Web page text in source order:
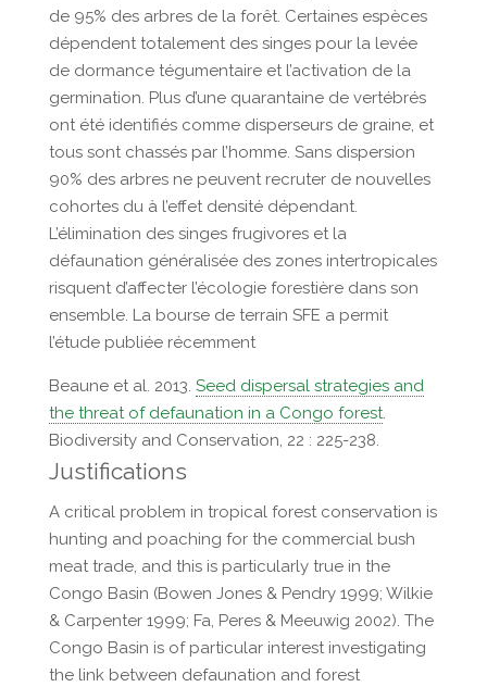
de 95% des arbres de la forêt. Certaines espèces
dépendent totalement des singes pour la levée
de dormance tégumentaire et l’activation de la
germination. Plus d’une quarantaine de vertébrés
ont été identifiés comme disperseurs de graine, et
tous sont chassés par l’homme. Sans dispersion
90% des arbres ne peuvent recruter de nouvelles
cohortes du à l’effet densité dépendant.
L’élimination des singes frugivores et la
défaunation généralisée des zones intertropicales
risquent d’affecter l’écologie forestière dans son
ensemble. La bourse de terrain SFE a permit
l’étude publiée récemment
Beaune et al. 2013. Seed dispersal strategies and
the threat of defaunation in a Congo forest.
Biodiversity and Conservation, 22 : 225-238.
Justifications
A critical problem in tropical forest conservation is
hunting and poaching for the commercial bush
meat trade, and this is particularly true in the
Congo Basin (Bowen Jones & Pendry 1999; Wilkie
& Carpenter 1999; Fa, Peres & Meeuwig 2002). The
Congo Basin is of particular interest investigating
the link between defaunation and forest